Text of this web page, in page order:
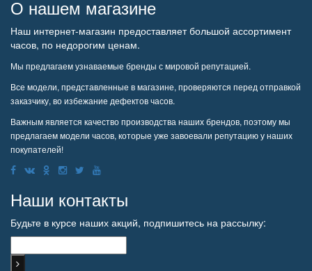
О нашем магазине
Наш интернет-магазин предоставляет большой ассортимент
часов, по недорогим ценам.
Мы предлагаем узнаваемые бренды с мировой репутацией.
Все модели, представленные в магазине, проверяются перед отправкой
заказчику, во избежание дефектов часов.
Важным является качество производства наших брендов, поэтому мы
предлагаем модели часов, которые уже завоевали репутацию у наших
покупателей!
Наши контакты
Будьте в курсе наших акций, подпишитесь на рассылку: